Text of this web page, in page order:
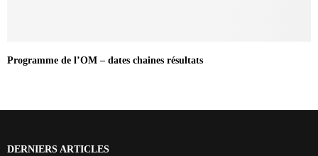
Programme de l’OM – dates chaines résultats
DERNIERS ARTICLES